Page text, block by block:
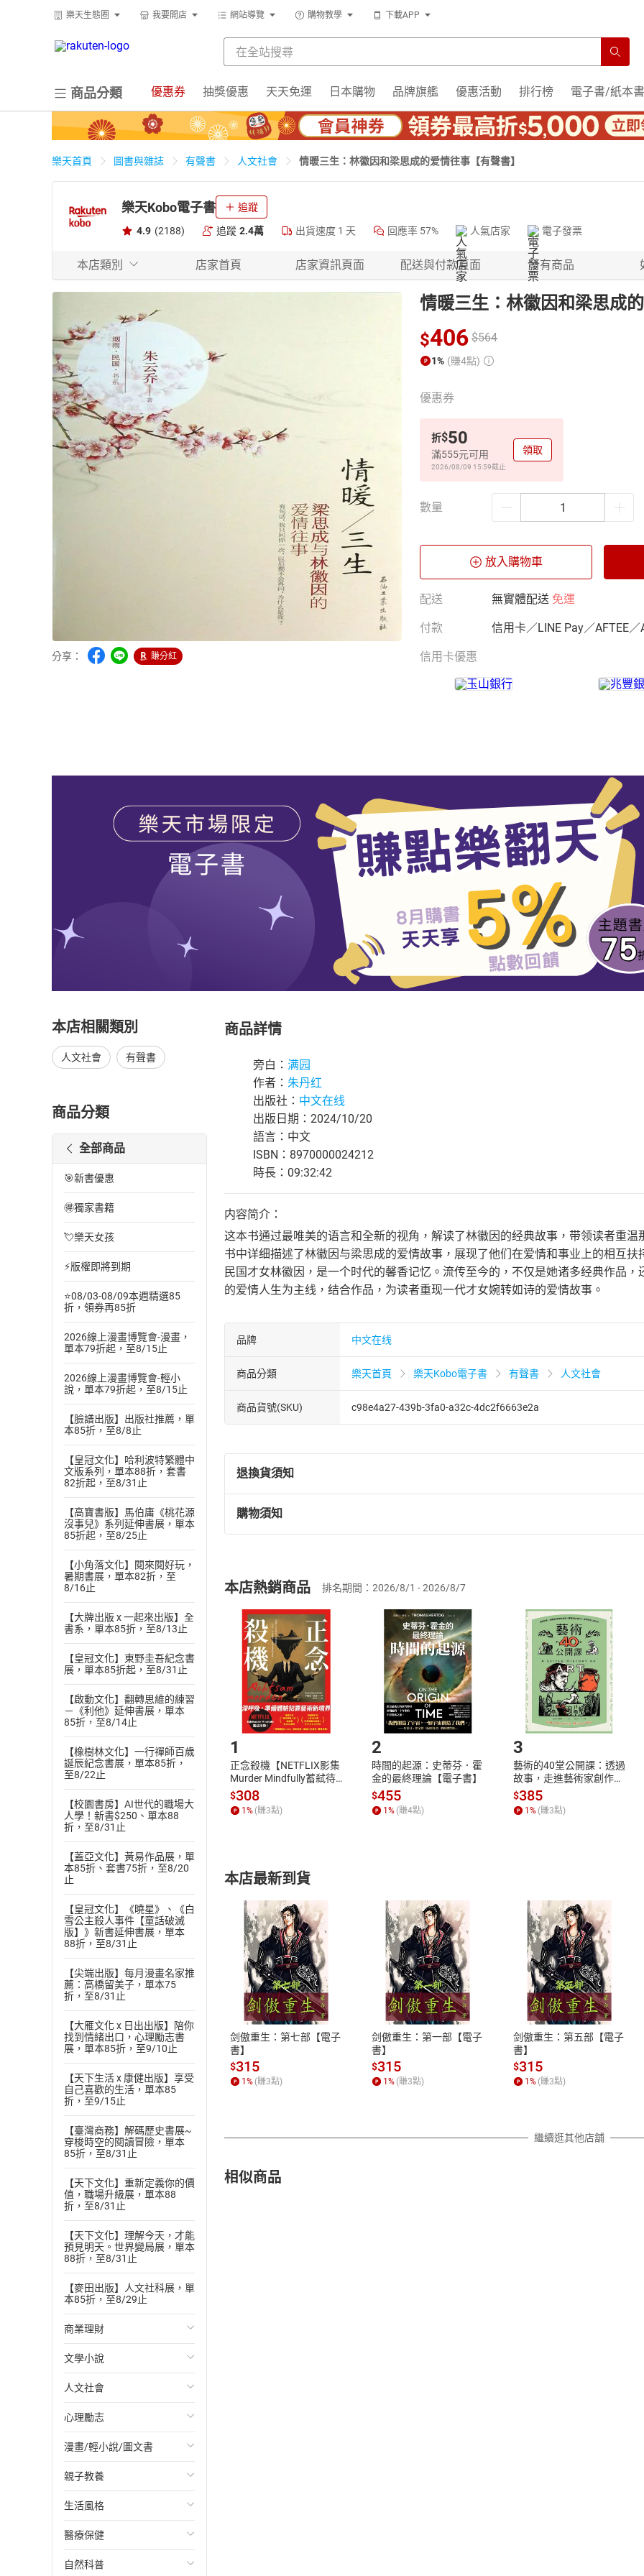
樂天生態圈 我要開店 網站導覽 購物教學 下載APP
商品分類 優惠券 抽獎優惠 天天免運 日本購物 品牌旗艦 優惠活動 排行榜 電子書/紙本書
樂天首頁 圖書與雜誌 有聲書 人文社會 情暖三生：林徽因和梁思成的爱情往事【有聲書】
樂天Kobo電子書 追蹤
4.9 (2188) 追蹤 2.4萬 出貨速度 1 天 回應率 57% 人氣店家 電子發票
本店類別 店家首頁 店家資訊頁面 配送與付款頁面 所有商品
分享： 賺分紅
情暖三生：林徽因和梁思成
$406 $564
1% (賺4點)
優惠券
折$50
滿555元可用
2026/08/09 15:59截止
領取
數量
放入購物車
配送 無實體配送 免運
付款 信用卡／LINE Pay／AFTEE／
信用卡優惠
本店相關類別
人文社會 有聲書
商品分類
全部商品
🎯新書優惠
🉐獨家書籍
💘樂天女孩
⚡版權即將到期
⭐08/03-08/09本週精選85
折，領券再85折
2026線上漫畫博覽會-漫畫，
單本79折起，至8/15止
2026線上漫畫博覽會-輕小
說，單本79折起，至8/15止
【臉譜出版】出版社推薦，單
本85折，至8/8止
【皇冠文化】哈利波特繁體中
文版系列，單本88折，套書
82折起，至8/31止
【高寶書版】馬伯庸《桃花源
沒事兒》系列延伸書展，單本
85折起，至8/25止
【小角落文化】閱來閱好玩，
暑期書展，單本82折，至
8/16止
【大牌出版 x 一起來出版】全
書系，單本85折，至8/13止
【皇冠文化】東野圭吾紀念書
展，單本85折起，至8/31止
【啟動文化】翻轉思維的練習
－《利他》延伸書展，單本
85折，至8/14止
【橡樹林文化】一行禪師百歲
誕辰紀念書展，單本85折，
至8/22止
【校園書房】AI世代的職場大
人學！新書$250、單本88
折，至8/31止
【蓋亞文化】黃易作品展，單
本85折、套書75折，至8/20
止
【皇冠文化】《曉星》、《白
雪公主殺人事件【童話破滅
版】》新書延伸書展，單本
88折，至8/31止
【尖端出版】每月漫畫名家推
薦：高橋留美子，單本75
折，至8/31止
【大雁文化 x 日出出版】陪你
找到情緒出口，心理勵志書
展，單本85折，至9/10止
【天下生活 x 康健出版】享受
自己喜歡的生活，單本85
折，至9/15止
【臺灣商務】解碼歷史書展~
穿梭時空的閱讀冒險，單本
85折，至8/31止
【天下文化】重新定義你的價
值，職場升級展，單本88
折，至8/31止
【天下文化】理解今天，才能
預見明天。世界變局展，單本
88折，至8/31止
【麥田出版】人文社科展，單
本85折，至8/29止
商業理財
投資理財
經濟/趨勢
財務/金融
管理/領導
職場工作術
成功法
行銷/廣告
傳記
文學小說
歐美文學
日本文學
韓國文學
華文文學
經典文學
成長/家庭生活小說
懸疑/推理小說
人文社會
國際關係
政治
社會科學
台灣/中國歷史
日/韓歷史
其他歷史/史學
心理勵志
心靈成長/情緒
人際關係
兩性關係
心理學
漫畫/輕小說/圖文書
輕小說
奇幻/科幻
愛情故事
職場/社會寫實
親子教養
教育現場
兒童文學/故事
兒童科普/學習
生活風格
飲食/食譜
健身/美顏
醫療保健
健康/養生
自然科普
商品詳情
旁白： 满园
作者： 朱丹红
出版社： 中文在线
出版日期：2024/10/20
語言：中文
ISBN：8970000024212
時長：09:32:42
内容简介：
这本书通过最唯美的语言和全新的视角，解读了林徽因的经典故事，带领读者重
书中详细描述了林徽因与梁思成的爱情故事，展现了他们在爱情和事业上的相互扶
民国才女林徽因，是一个时代的馨香记忆。流传至今的，不仅是她诸多经典作品
的爱情人生为主线，结合作品，为读者重现一代才女婉转如诗的爱情故事。
品牌 中文在线
商品分類 樂天首頁 樂天Kobo電子書 有聲書 人文社會
商品貨號(SKU) c98e4a27-439b-3fa0-a32c-4dc2f6663e2a
退換貨須知
退換貨規定：
(一)依消費者保護法第19條第1項後段暨通訊交易解除權合理例外情事適用
(二)消費者訂購本店鋪之商品即代表知悉本店鋪所銷售之商品為電子書，
且已下載/存取電子書，不得請求退貨退款。
退貨方式：您欲取消訂單或辦理退貨時，請登入樂天市場，並於「我的訂單
貨」，本店鋪將依您的申請進行審核，待審核通過後將為您辦理退款事宜。
請注意，樂天市場須以整筆訂單為單位進行取消/退貨，恕無法以單支商品取
購物須知
挑選商品
Choose
放入購物車
Shopping cart
登入帳號
Login
購書後，如何開始使用？
Step1.選擇閱讀載具 Step2.登入
付款方式
ATM轉帳、信用卡、LINE PAY、AFTEE
退換貨規範
本店是否提供消費者保護法七日猶
之權利，遽消費者保護法及通訊交
除權合理例外情事適用準則，依商
質各有不同規定。詳細退換貨說明
照各商品說明。
本店熱銷商品 排名期間：2026/8/1 - 2026/8/7
1
正念殺機【NETFLIX影集
Murder Mindfully蓄弒待
發】【電子書】
$308
1% (賺3點)
2
時間的起源：史蒂芬．霍
金的最終理論【電子書】
$455
1% (賺4點)
3
藝術的40堂公開課：透過
故事，走進藝術家創作現
場，看藝術如何誕生、如
何形塑人類生活【電子
書】
$385
1% (賺3點)
本店最新到貨
剑傲重生：第七部【電子
書】
$315
1 % (賺3點)
剑傲重生：第一部【電子
書】
$315
1 % (賺3點)
剑傲重生：第五部【電子
書】
$315
1 % (賺3點)
繼續逛其他店舖
相似商品